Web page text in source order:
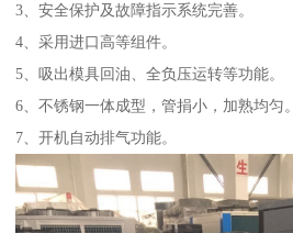
3、安全保护及故障指示系统完善。
4、采用进口高等组件。
5、吸出模具回油、全负压运转等功能。
6、不锈钢一体成型，管捐小，加熟均匀。
7、开机自动排气功能。